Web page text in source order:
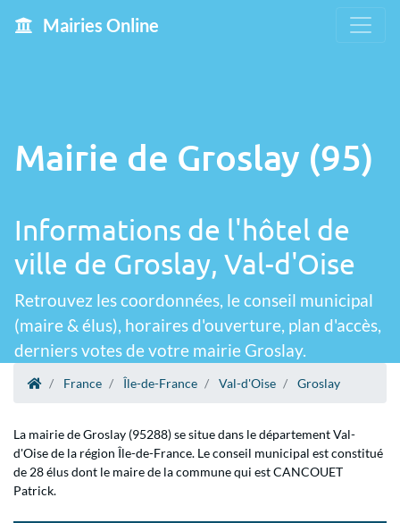
Mairies Online
Mairie de Groslay (95)
Informations de l'hôtel de
ville de Groslay, Val-d'Oise
Retrouvez les coordonnées, le conseil municipal
(maire & élus), horaires d'ouverture, plan d'accès,
derniers votes de votre mairie Groslay.
France Île-de-France Val-d'Oise Groslay
La mairie de Groslay (95288) se situe dans le département Val-
d'Oise de la région Île-de-France. Le conseil municipal est constitué
de 28 élus dont le maire de la commune qui est CANCOUET
Patrick.